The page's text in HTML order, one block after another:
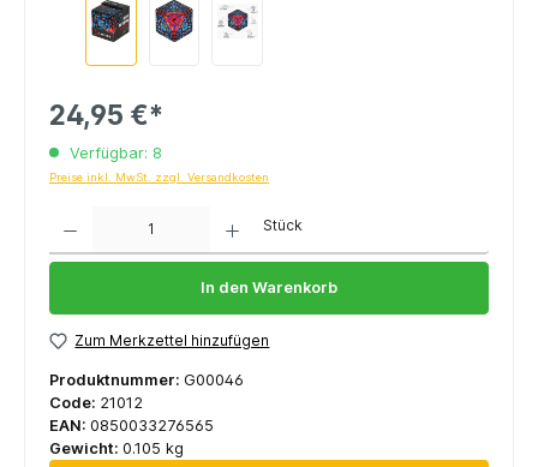
24,95 €*
Verfügbar: 8
Preise inkl. MwSt. zzgl. Versandkosten
Stück
In den Warenkorb
Zum Merkzettel hinzufügen
Produktnummer: G00046
Code: 21012
EAN: 0850033276565
Gewicht: 0.105 kg